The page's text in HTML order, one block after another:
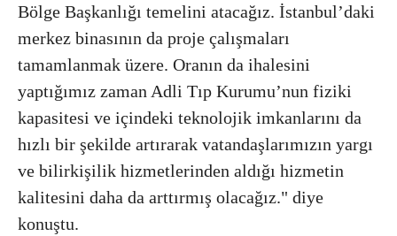
Bölge Başkanlığı temelini atacağız. İstanbul’daki
merkez binasının da proje çalışmaları
tamamlanmak üzere. Oranın da ihalesini
yaptığımız zaman Adli Tıp Kurumu’nun fiziki
kapasitesi ve içindeki teknolojik imkanlarını da
hızlı bir şekilde artırarak vatandaşlarımızın yargı
ve bilirkişilik hizmetlerinden aldığı hizmetin
kalitesini daha da arttırmış olacağız." diye
konuştu.